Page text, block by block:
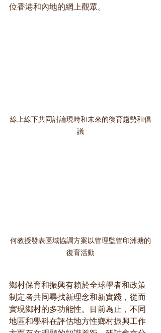
位香港和內地的網上觀眾。
線上線下共同討論現時和未來的復育趨勢和倡
議
何教授發表區域協調方案以管理監管印洲塘的
復育活動
鄉村保育和振興有賴於全球學者和政策
制定者共同尋找新理念和新實踐，從而
實現鄉村的多功能性。目前為止，不同
地區和學科在評估地方性鄉村振興工作